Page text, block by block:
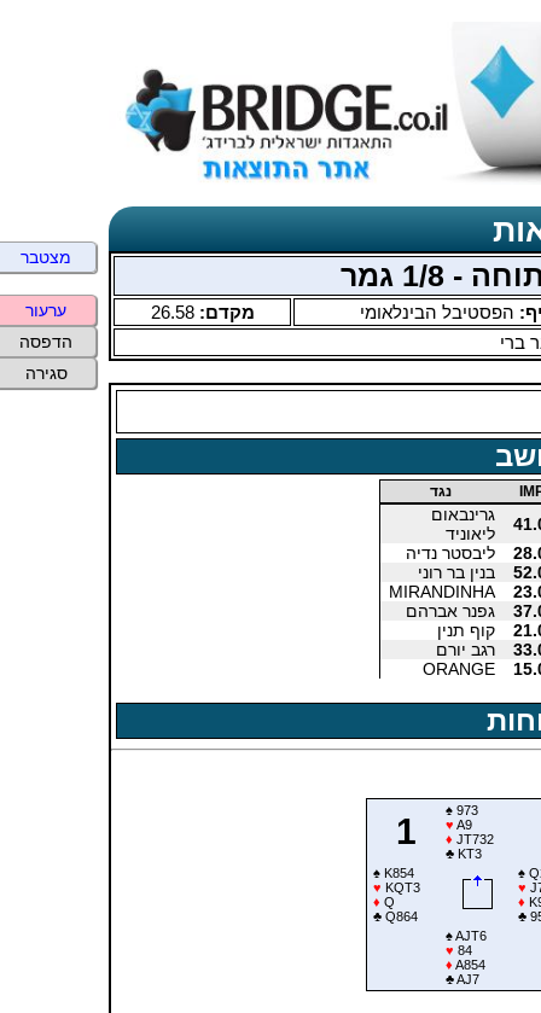
הפסטיבל הבינלאומי מקדם:26.58
ברי
נגד
גרינבאום
ליאוניד
ליבסטר נדיה
בנין בר רוני
MIRANDINHA
גפנר אברהם
קוף תנין
רגב יורם
ORANGE
1
♠973
♥ A9
♦ JT732
♣KT3
♠K854
♥ KQT3
♦ Q
♣Q864
♠
♥
♦
♣
♠AJT6
♥ 84
♦ A854
♣AJ7
מצטבר
ערעור
הדפסה
סגירה